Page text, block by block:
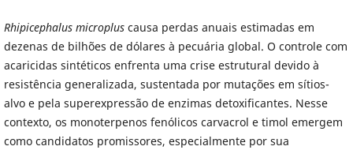
Rhipicephalus micropluscausa perdas anuais estimadas em
dezenas de bilhões de dólares à pecuária global. O controle com
acaricidas sintéticos enfrenta uma crise estrutural devido à
resistência generalizada, sustentada por mutações em sítios-
alvo e pela superexpressão de enzimas detoxificantes. Nesse
contexto, os monoterpenos fenólicos carvacrol e timol emergem
como candidatos promissores, especialmente por sua